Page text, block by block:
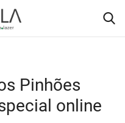
Pinhões
online